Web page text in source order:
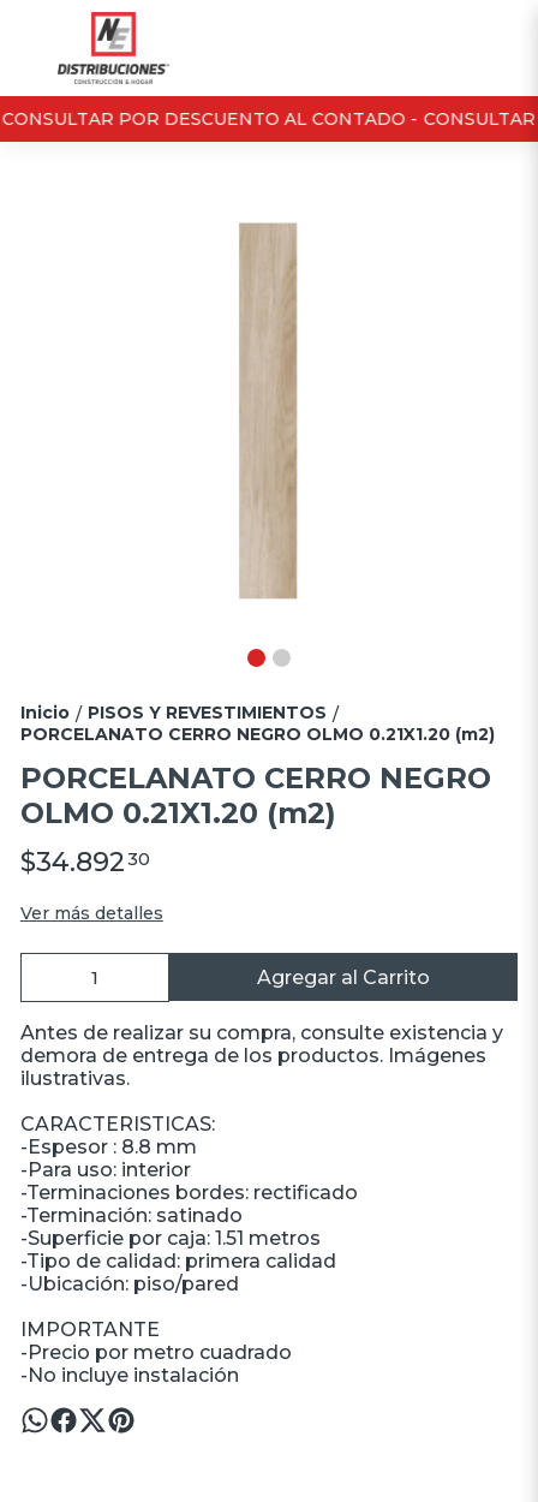
POR DESCUENTO AL CONTADO -
Inicio / PISOS Y REVESTIMIENTOS /
PORCELANATO CERRO NEGRO OLMO 0.21X1.20 (m2)
PORCELANATO CERRO NEGRO
OLMO 0.21X1.20 (m2)
$34.89230
Ver más detalles
Agregar al Carrito
Antes de realizar su compra, consulte existencia y
demora de entrega de los productos. Imágenes
ilustrativas.
CARACTERISTICAS:
-Espesor : 8.8 mm
-Para uso: interior
-Terminaciones bordes: rectificado
-Terminación: satinado
-Superficie por caja: 1.51 metros
-Tipo de calidad: primera calidad
-Ubicación: piso/pared
IMPORTANTE
-Precio por metro cuadrado
-No incluye instalación